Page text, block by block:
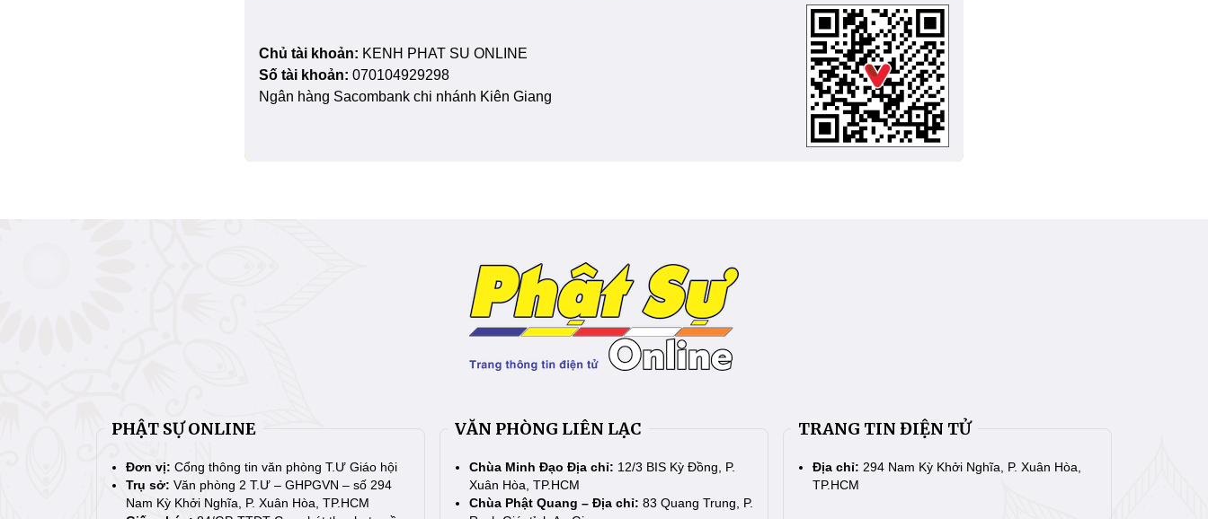
Chủ tài khoản: KENH PHAT SU ONLINE
Số tài khoản: 070104929298
Ngân hàng Sacombank chi nhánh Kiên Giang
PHẬT SỰ ONLINE
Đơn vị: Cổng thông tin văn phòng T.Ư Giáo hội
Trụ sở: Văn phòng 2 T.Ư – GHPGVN – số 294
Nam Kỳ Khởi Nghĩa, P. Xuân Hòa, TP.HCM
VĂN PHÒNG LIÊN LẠC
Chùa Minh Đạo Địa chỉ: 12/3 BIS Kỳ Đồng, P.
Xuân Hòa, TP.HCM
Chùa Phật Quang – Địa chỉ: 83 Quang Trung, P.
TRANG TIN ĐIỆN TỬ
Địa chỉ: 294 Nam Kỳ Khởi Nghĩa, P. Xuân Hòa,
TP.HCM